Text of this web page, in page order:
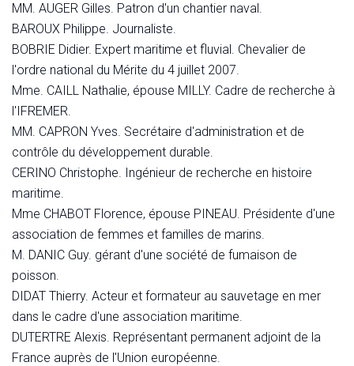
MM. AUGER Gilles. Patron d'un chantier naval.
BAROUX Philippe. Journaliste.
BOBRIE Didier. Expert maritime et fluvial. Chevalier de
l'ordre national du Mérite du 4 juillet 2007.
Mme. CAILL Nathalie, épouse MILLY. Cadre de recherche à
l'IFREMER.
MM. CAPRON Yves. Secrétaire d'administration et de
contrôle du développement durable.
CERINO Christophe. Ingénieur de recherche en histoire
maritime.
Mme CHABOT Florence, épouse PINEAU. Présidente d'une
association de femmes et familles de marins.
M. DANIC Guy. gérant d'une société de fumaison de
poisson.
DIDAT Thierry. Acteur et formateur au sauvetage en mer
dans le cadre d'une association maritime.
DUTERTRE Alexis. Représentant permanent adjoint de la
France auprès de l'Union européenne.